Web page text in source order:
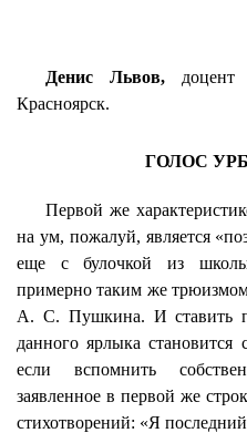
Денис Львов,
Красноярск.
ГОЛОС
Первой же
на ум, пожалуй, является
еще с булочкой из
примерно таким же
А. С. Пушкина. И ставить
данного ярлыка
если вспомнить
заявленное в первой же
стихотворений: «Я